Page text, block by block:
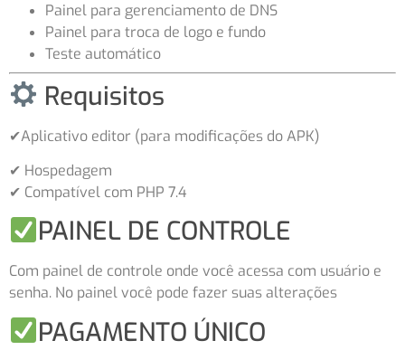
Painel para gerenciamento de DNS
Painel para troca de logo e fundo
Teste automático
Requisitos
✔Aplicativo editor (para modificações do APK)
✔ Hospedagem
✔ Compatível com PHP 7.4
PAINEL DE CONTROLE
Com painel de controle onde você acessa com usuário e
senha. No painel você pode fazer suas alterações
PAGAMENTO ÚNICO